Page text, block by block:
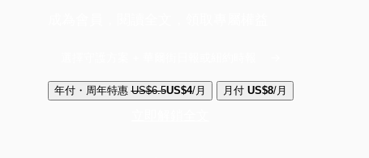
年付・周年特惠 US$6.5US$4/月 月付 US$8/月